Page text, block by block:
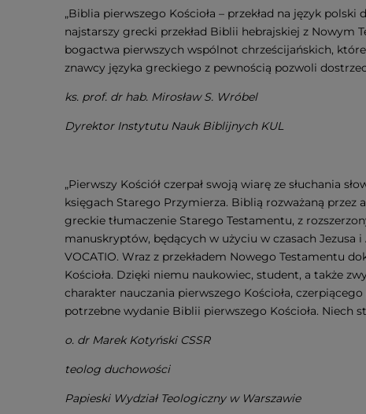
„Biblia pierwszego Kościoła – przekład na język
najstarszy grecki przekład Biblii hebrajskiej z Nowym
bogactwa pierwszych wspólnot chrześcijańskich,
znawcy języka greckiego z pewnością pozwoli
ks. prof. dr hab. Mirosław S. Wróbel
Dyrektor Instytutu Nauk Biblijnych KUL
„Pierwszy Kościół czerpał swoją wiarę ze słuchania
księgach Starego Przymierza. Biblią rozważaną przez
greckie tłumaczenie Starego Testamentu, z
manuskryptów, będących w użyciu w czasach Jezusa
VOCATIO. Wraz z przekładem Nowego Testamentu
Kościoła. Dzięki niemu naukowiec, student, a także
charakter nauczania pierwszego Kościoła,
potrzebne wydanie Biblii pierwszego Kościoła. Niech
o. dr Marek Kotyński CSSR
teolog duchowości
Papieski Wydział Teologiczny w Warszawie